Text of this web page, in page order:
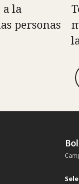
la
personas